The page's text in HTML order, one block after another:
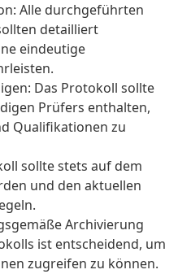
Alle durchgeführten
detailliert
eindeutige
Das Protokoll sollte
Prüfers enthalten,
Qualifikationen zu
sollte stets auf dem
und den aktuellen
Archivierung
ist entscheidend, um
zugreifen zu können.